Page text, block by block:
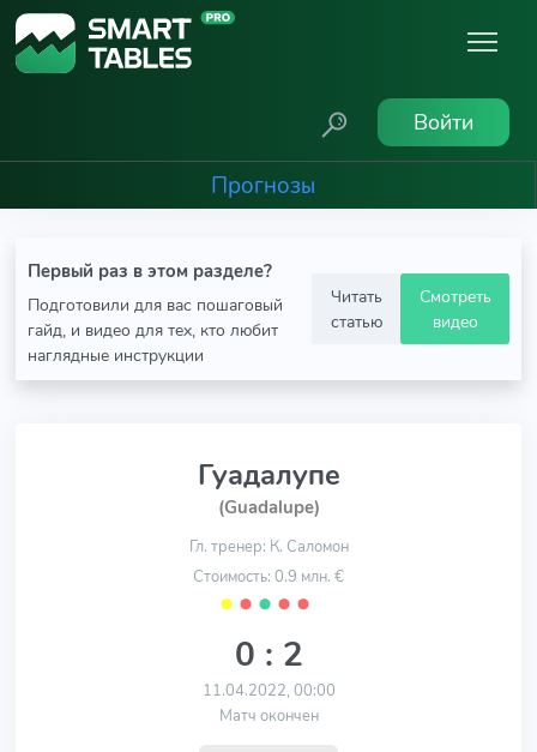
Войти
Прогнозы
Первый раз в этом разделе?
Подготовили для вас пошаговый
гайд, и видео для тех, кто любит
наглядные инструкции
Читать
статью
Смотреть
видео
Гуадалупе
(Guadalupe)
Гл. тренер: К. Саломон
Стоимость: 0.9 млн. €
⬤ ⬤ ⬤ ⬤ ⬤
0 : 2
11.04.2022, 00:00
Матч окончен